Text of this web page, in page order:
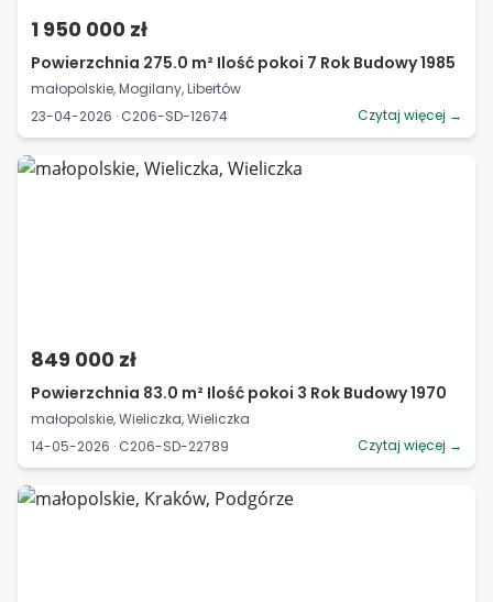
1 950 000 zł
Powierzchnia 275.0 m² Ilość pokoi 7 Rok Budowy 1985
małopolskie, Mogilany, Libertów
23-04-2026 · C206-SD-12674
Czytaj więcej →
849 000 zł
Powierzchnia 83.0 m² Ilość pokoi 3 Rok Budowy 1970
małopolskie, Wieliczka, Wieliczka
14-05-2026 · C206-SD-22789
Czytaj więcej →